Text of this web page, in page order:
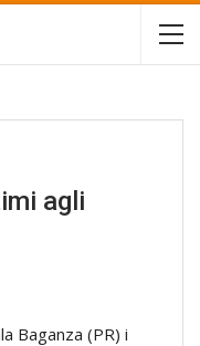
agli
Baganza (PR) i